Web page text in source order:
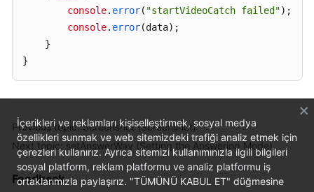
console. error( "startVideoCatch failed");
console. error(data);
    }
}
Previous topic: Screenshot (Screenshot)
Next topic: setAnswerWay (Setting the Answering Mode)
Feedback
İçerikleri ve reklamları kişiselleştirmek, sosyal medya
özellikleri sunmak ve web sitemizdeki trafiği analiz etmek için
çerezleri kullanırız. Ayrıca sitemizi kullanımınızla ilgili bilgileri
sosyal platform, reklam platformu ve analiz platformu iş
ortaklarımızla paylaşırız. "TÜMÜNÜ KABUL ET" düğmesine